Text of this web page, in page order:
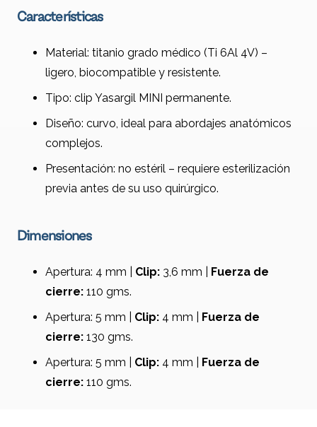
Características
Material: titanio grado médico (Ti 6Al 4V) –
ligero, biocompatible y resistente.
Tipo: clip Yasargil MINI permanente.
Diseño: curvo, ideal para abordajes anatómicos
complejos.
Presentación: no estéril – requiere esterilización
previa antes de su uso quirúrgico.
Dimensiones
Apertura: 4 mm | Clip: 3,6 mm | Fuerza de
cierre: 110 gms.
Apertura: 5 mm | Clip: 4 mm | Fuerza de
cierre: 130 gms.
Apertura: 5 mm | Clip: 4 mm | Fuerza de
cierre: 110 gms.